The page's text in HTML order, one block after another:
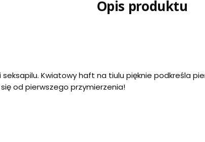
Opis produktu
Kwiatowy haft na tiulu pięknie podkreśla
od pierwszego przymierzenia!